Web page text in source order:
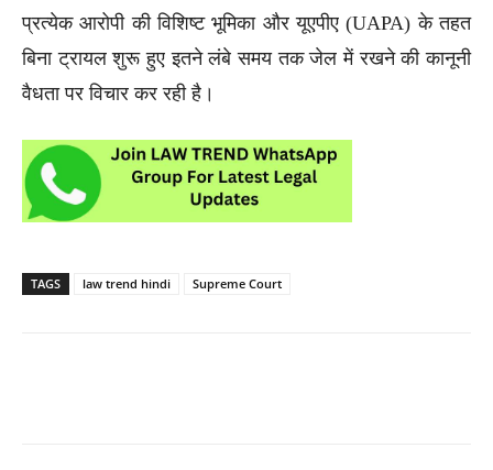
प्रत्येक आरोपी की विशिष्ट भूमिका और यूएपीए (UAPA) के तहत
बिना ट्रायल शुरू हुए इतने लंबे समय तक जेल में रखने की कानूनी
वैधता पर विचार कर रही है।
TAGS law trend hindi Supreme Court